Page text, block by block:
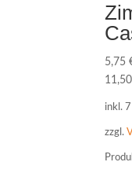
5,75
inkl.
zzgl.